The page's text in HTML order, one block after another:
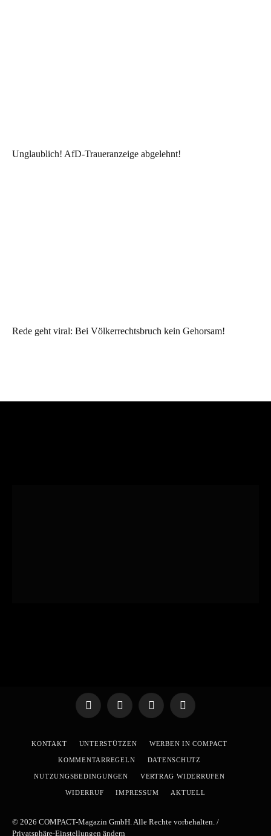
Unglaublich! AfD-Traueranzeige abgelehnt!
Rede geht viral: Bei Völkerrechtsbruch kein Gehorsam!
TelegramWhatsApp
X
YouTube
KONTAKT UNTERSTÜTZEN WERBEN IN COMPACT
KOMMENTARREGELN DATENSCHUTZ
NUTZUNGSBEDINGUNGEN VERTRAG WIDERRUFEN
WIDERRUF IMPRESSUM AKTUELL
© 2026 COMPACT-Magazin GmbH. Alle Rechte vorbehalten. /
Privatsphäre-Einstellungen ändern